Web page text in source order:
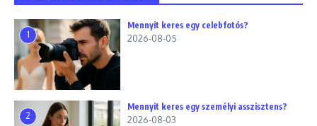
1
Mennyit keres egy celebfotós?
2026-08-05
2
Mennyit keres egy személyi asszisztens?
2026-08-03